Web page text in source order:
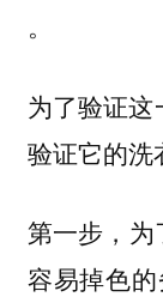
。
为了验证
验证它的洗
第一步，
容易掉色